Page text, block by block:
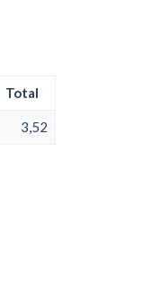
Total
3,52